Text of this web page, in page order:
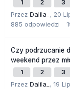
1 2 3
Przez Dalila_ , 20
885 odpowiedzi
Czy podrzucanie
weekend przez
1 2 3
Przez Dalila_ , 19